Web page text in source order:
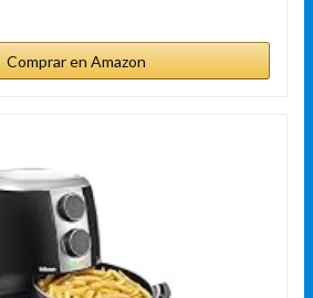
Comprar en Amazon